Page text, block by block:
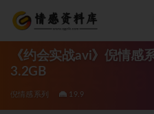
《约会实战avi》倪情感
3.2GB
倪情感系列 19.9